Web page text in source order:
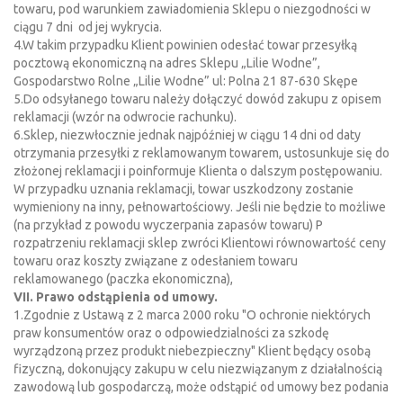
towaru, pod warunkiem zawiadomienia Sklepu o niezgodności w
ciągu 7 dni od jej wykrycia.
4.W takim przypadku Klient powinien odesłać towar przesyłką
pocztową ekonomiczną na adres Sklepu „Lilie Wodne”,
Gospodarstwo Rolne „Lilie Wodne” ul: Polna 21 87-630 Skępe
5.Do odsyłanego towaru należy dołączyć dowód zakupu z opisem
reklamacji (wzór na odwrocie rachunku).
6.Sklep, niezwłocznie jednak najpóźniej w ciągu 14 dni od daty
otrzymania przesyłki z reklamowanym towarem, ustosunkuje się do
złożonej reklamacji i poinformuje Klienta o dalszym postępowaniu.
W przypadku uznania reklamacji, towar uszkodzony zostanie
wymieniony na inny, pełnowartościowy. Jeśli nie będzie to możliwe
(na przykład z powodu wyczerpania zapasów towaru) P
rozpatrzeniu reklamacji sklep zwróci Klientowi równowartość ceny
towaru oraz koszty związane z odesłaniem towaru
reklamowanego (paczka ekonomiczna),
VII. Prawo odstąpienia od umowy.
1.Zgodnie z Ustawą z 2 marca 2000 roku "O ochronie niektórych
praw konsumentów oraz o odpowiedzialności za szkodę
wyrządzoną przez produkt niebezpieczny" Klient będący osobą
fizyczną, dokonujący zakupu w celu niezwiązanym z działalnością
zawodową lub gospodarczą, może odstąpić od umowy bez podania